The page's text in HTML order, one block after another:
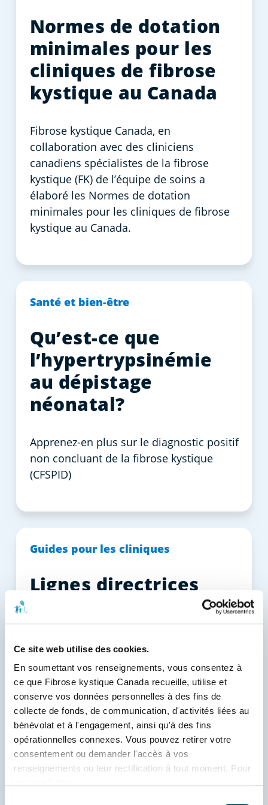
Ce site web utilise des cookies.
En soumettant vos renseignements, vous consentez à
ce que Fibrose kystique Canada recueille, utilise et
conserve vos données personnelles à des fins de
collecte de fonds, de communication, d'activités liées au
bénévolat et à l'engagement, ainsi qu'à des fins
opérationnelles connexes. Vous pouvez retirer votre
consentement ou demander l'accès à vos
renseignements ou leur rectification à tout moment. Pour
Normes de dotation
minimales pour les
cliniques de fibrose
kystique au Canada
Fibrose kystique Canada, en
collaboration avec des cliniciens
canadiens spécialistes de la fibrose
kystique (FK) de l’équipe de soins a
élaboré les Normes de dotation
minimales pour les cliniques de fibrose
kystique au Canada.
Santé et bien-être
Qu’est-ce que
l’hypertrypsinémie
au dépistage
néonatal?
Apprenez-en plus sur le diagnostic positif
non concluant de la fibrose kystique
(CFSPID)
Guides pour les cliniques
Lignes directrices
canadiennes sur le
traitement par
modulateur de la
CFTR
La mucoviscidose touche 4 445
Canadiens. Ces lignes directrices aident
les cliniques à gérer le traitement par
modulateur CFTR, améliorant ainsi la
survie et la qualité de vie des patients.